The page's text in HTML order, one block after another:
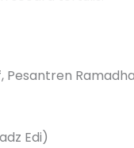
Edi)